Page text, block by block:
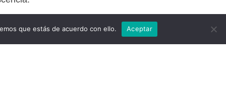
y Tallerista en el XII Congreso
Latino Americano de la
for Eating disorders.
que estás de acuerdo con ello. Aceptar